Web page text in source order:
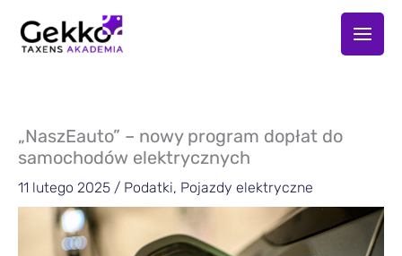
„NaszEauto” – nowy program dopłat do
samochodów elektrycznych
11 lutego 2025 / Podatki, Pojazdy elektryczne